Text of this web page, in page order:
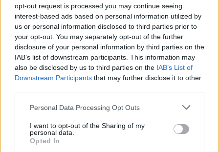
opt-out request is processed you may continue seeing
interest-based ads based on personal information utilized by
us or personal information disclosed to third parties prior to
your opt-out. You may separately opt-out of the further
disclosure of your personal information by third parties on the
IAB’s list of downstream participants. This information may
also be disclosed by us to third parties on the IAB’s List of
Downstream Participants that may further disclose it to other
Please note that this website/app uses one or more Google
not limited to your visit or usage behaviour. You may click to
grant or deny consent to Google and its third-party tags to
use your data for below specified purposes in below Google
Personal Data Processing Opt Outs
I want to opt-out of the Sharing of my
personal data.
Opted In
Az Uncharted Drake's Fortune kaphatott volna egy
újrakiadást, de végül a stúdió inkább biztosra ment.